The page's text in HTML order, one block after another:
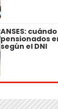
ANSES:
pensionados
según el DNI